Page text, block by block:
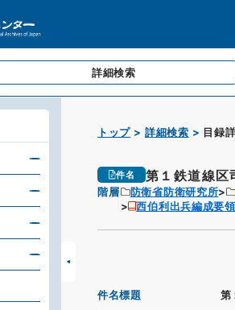
詳細検索
トップ 詳細検索 目録
件名 第１鉄道線区
階層 防衛省防衛研究所
西伯利出兵編成
件名標題 第